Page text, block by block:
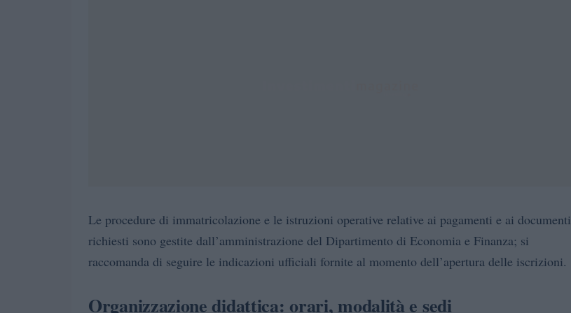
Le procedure di immatricolazione e le istruzioni operative relative ai pagamenti e ai documenti
richiesti sono gestite dall’amministrazione del Dipartimento di Economia e Finanza; si
raccomanda di seguire le indicazioni ufficiali fornite al momento dell’apertura delle iscrizioni.
Organizzazione didattica: orari, modalità e sedi